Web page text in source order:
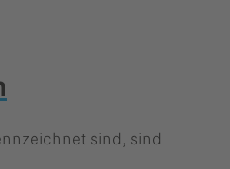
sind, sind